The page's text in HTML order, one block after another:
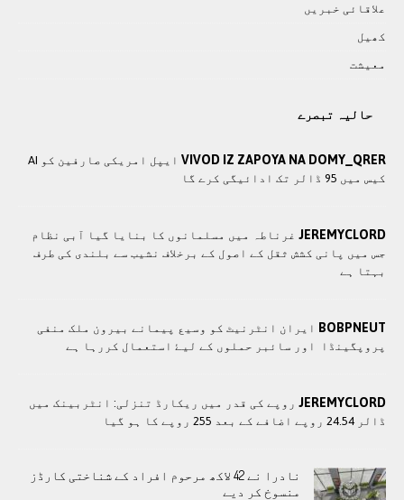
علاقائی خبريں
کھيل
معيشت
حالیہ تبصرے
VIVOD IZ ZAPOYA NA DOMY_QRER
ایپل امریکی صارفین کو AI
کیس میں 95 ڈالر تک ادائیگی کرے گا
JEREMYCLORD غرناطہ میں مسلمانوں کا بنایا گیا آبی نظام
جس میں پانی کشش ثقل کے اصول کے برخلاف نشیب سے بلندی کی طرف
بہتا ہے
BOBPNEUT ايران انٹرنيٹ کو وسيع پيمانے بيرون ملک منفی
پروپگينڈا اور سائبر حملوں کے ليۓ استعمال کررہا ہے
JEREMYCLORD روپے کی قدر میں ریکارڈ تنزلی: انٹربینک میں
ڈالر 24.54 روپے اضافے کے بعد 255 روپے کا ہو گیا
نادرا نے 42 لاکھ مرحوم افراد کے شناختی کارڈز
منسوخ کر دیے